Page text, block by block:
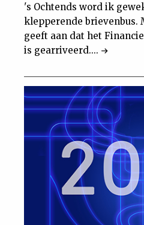
's Ochtends word ik
klepperende brievenbus.
geeft aan dat het
is gearriveerd....